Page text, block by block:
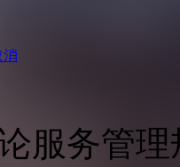
消
服务管理